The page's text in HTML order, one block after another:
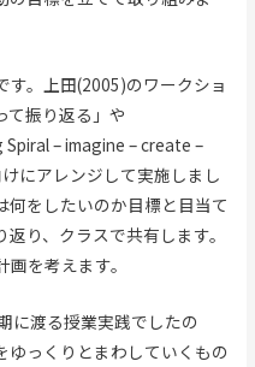
す。上田(2005)のワークショ
て振り返る」や
– imagine – create –
にアレンジして実施しまし
何をしたいのか目標と目当て
り、クラスで共有します。
を考えます。
に渡る授業実践でしたの
ゆっくりとまわしていくもの